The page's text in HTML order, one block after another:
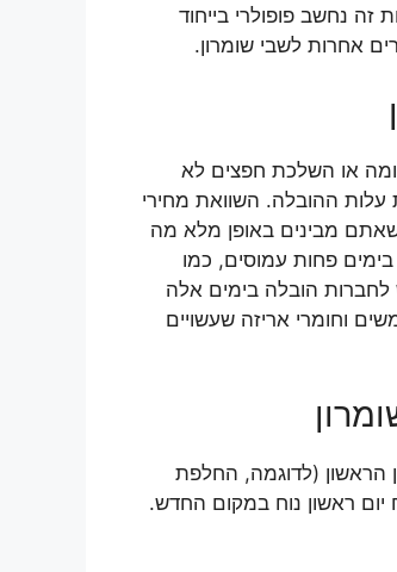
זה נחשב פופולרי בייחוד
אחרות לשבי שומרון.
או השלכת חפצים לא
ההובלה. השוואת מחירי
שאתם מבינים באופן מלא מה
פחות עמוסים, כמו
לחברות הובלה בימים אלה
וחומרי אריזה שעשויים
הראשון (לדוגמה, החלפת
ראשון נוח במקום החדש.